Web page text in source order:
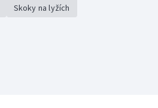
Skoky na lyžích